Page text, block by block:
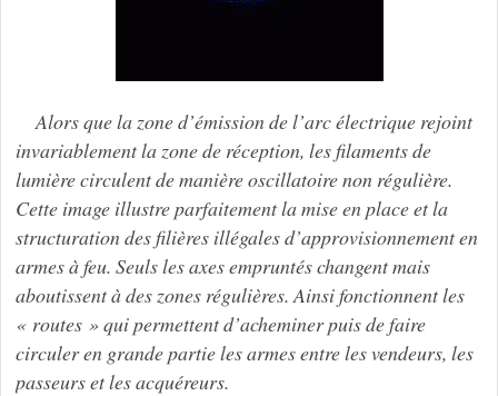
Alors que la zone d’émission de l’arc électrique rejoint
invariablement la zone de réception, les filaments de
lumière circulent de manière oscillatoire non régulière.
Cette image illustre parfaitement la mise en place et la
structuration des filières illégales d’approvisionnement en
armes à feu. Seuls les axes empruntés changent mais
aboutissent à des zones régulières. Ainsi fonctionnent les
« routes » qui permettent d’acheminer puis de faire
circuler en grande partie les armes entre les vendeurs, les
passeurs et les acquéreurs.